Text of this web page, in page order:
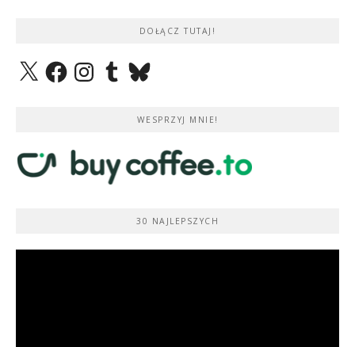
DOŁĄCZ TUTAJ!
X FacebookInstagramTumblrBluesky
WESPRZYJ MNIE!
30 NAJLEPSZYCH